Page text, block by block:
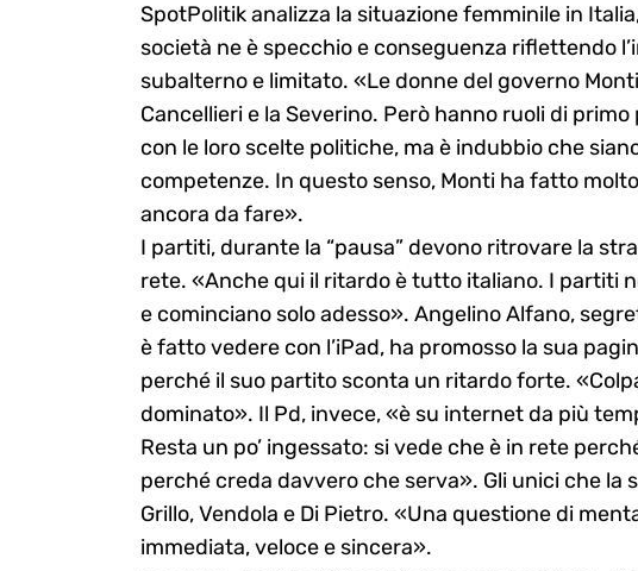
SpotPolitik analizza la situazione femminile in
società ne è specchio e conseguenza riflettendo
subalterno e limitato. «Le donne del governo
Cancellieri e la Severino. Però hanno ruoli di
con le loro scelte politiche, ma è indubbio che
competenze. In questo senso, Monti ha fatto
ancora da fare».
I partiti, durante la “pausa” devono ritrovare la
rete. «Anche qui il ritardo è tutto italiano. I partiti
e cominciano solo adesso». Angelino Alfano,
è fatto vedere con l’iPad, ha promosso la sua
perché il suo partito sconta un ritardo forte.
dominato». Il Pd, invece, «è su internet da più
Resta un po’ ingessato: si vede che è in rete
perché creda davvero che serva». Gli unici che la
Grillo, Vendola e Di Pietro. «Una questione di
immediata, veloce e sincera».